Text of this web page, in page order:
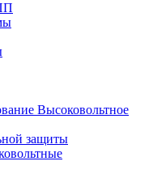
Высоковольтное
защиты